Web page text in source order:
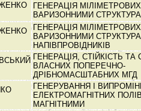
ГЕНЕРАЦІЯ
ВАРИЗОННИМИ
ГЕНЕРАЦІЯ
ВАРИЗОННИМИ
НАПІВПРОВІДНИКІВ
ГЕНЕРАЦІЯ, СТІЙКІСТЬ ТА
ВЛАСНИХ ПОПЕРЕЧНО-
ДРІБНОМАСШТАБНИХ МГД
ГЕНЕРУВАННЯ І
ЕЛЕКТРОМАГНІТНИХ
МАГНІТНИМИ